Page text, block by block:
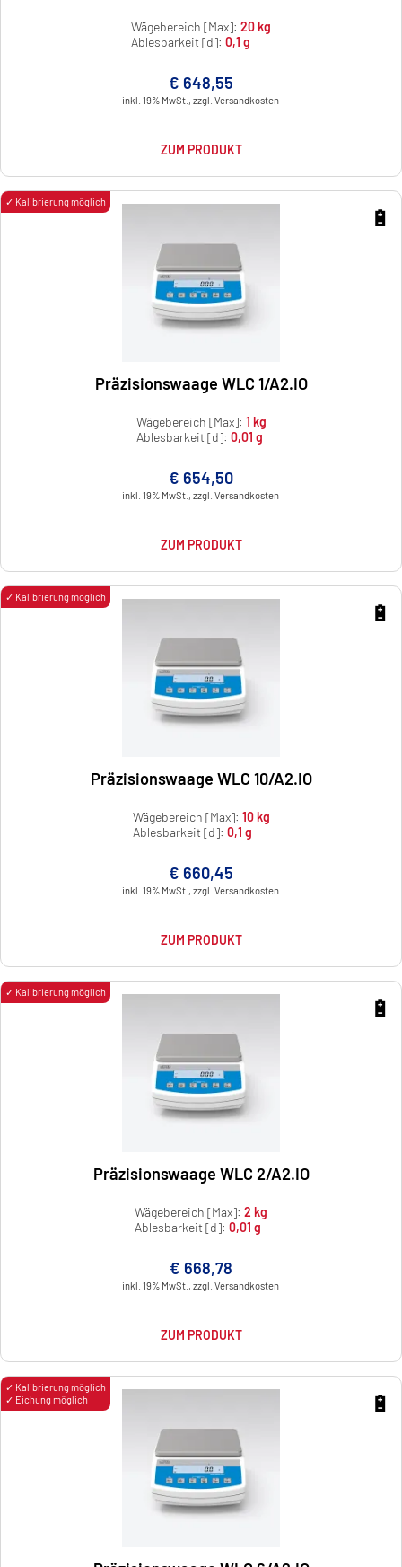
Wägebereich [Max]: 20 kg
Ablesbarkeit [d]: 0,1 g
€ 648,55
inkl. 19% MwSt., zzgl. Versandkosten
ZUM PRODUKT
✓ Kalibrierung möglich
🔋
Präzisionswaage WLC 1/A2.IO
Wägebereich [Max]: 1 kg
Ablesbarkeit [d]: 0,01 g
€ 654,50
inkl. 19% MwSt., zzgl. Versandkosten
ZUM PRODUKT
✓ Kalibrierung möglich
🔋
Präzisionswaage WLC 10/A2.IO
Wägebereich [Max]: 10 kg
Ablesbarkeit [d]: 0,1 g
€ 660,45
inkl. 19% MwSt., zzgl. Versandkosten
ZUM PRODUKT
✓ Kalibrierung möglich
🔋
Präzisionswaage WLC 2/A2.IO
Wägebereich [Max]: 2 kg
Ablesbarkeit [d]: 0,01 g
€ 668,78
inkl. 19% MwSt., zzgl. Versandkosten
ZUM PRODUKT
✓ Kalibrierung möglich
✓ Eichung möglich
🔋